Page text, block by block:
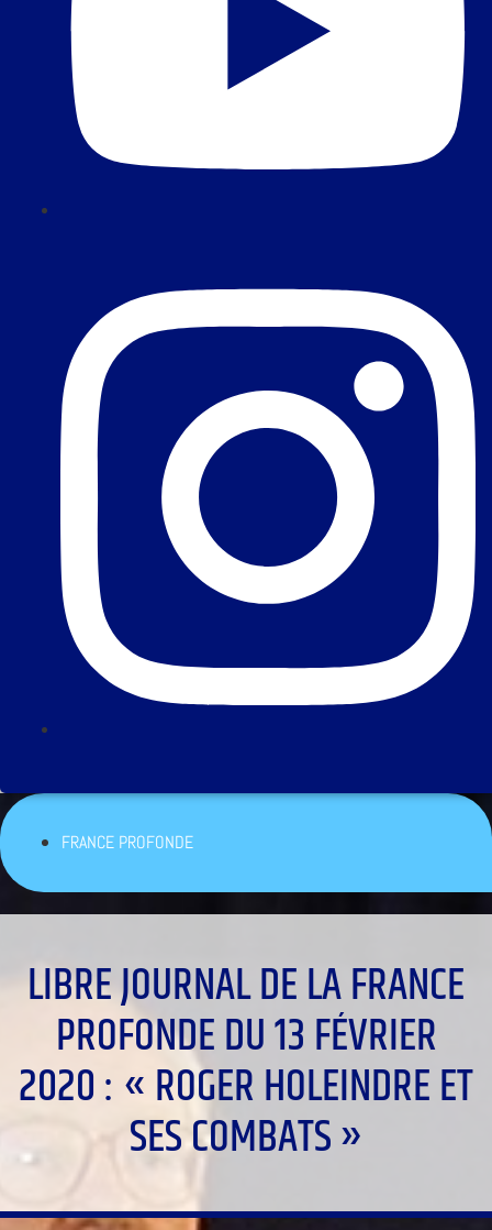
FRANCE PROFONDE
LIBRE JOURNAL DE LA FRANCE
PROFONDE DU 13 FÉVRIER
2020 : « ROGER HOLEINDRE ET
SES COMBATS »